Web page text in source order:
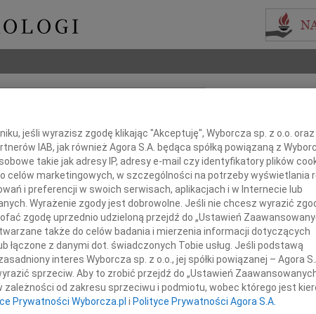
Ujmie
+ szukanie
INNE NEKROLOGI
Grzegorz Lipowski
Z żalem przyjęliśmy
Grzegorz Lipowski
Z żalem przyjęliśmy
22.06.2026
Wyrazy głębokiego
15.06.2026
Pani Joannie
jeśli wyrazisz zgodę klikając "Akceptuję", Wyborcza sp. z o.o.
IAB, jak również Agora S.A. będąca spółką powiązaną z
takie jak adresy IP, adresy e-mail czy identyfikatory plików
celów marketingowych, w szczególności na potrzeby wyświetlania
i preferencji w swoich serwisach, aplikacjach i w Internecie lub
Wyrażenie zgody jest dobrowolne. Jeśli nie chcesz wyrazić
zgodę uprzednio udzieloną przejdź do „Ustawień
także do celów badania i mierzenia informacji dotyczących
łączone z danymi dot. świadczonych Tobie usług. Jeśli podstawą
interes Wyborcza sp. z o.o., jej spółki powiązanej – Agora
sprzeciw. Aby to zrobić przejdź do „Ustawień
od zakresu sprzeciwu i podmiotu, wobec którego jest
Prywatności Wyborcza.pl i Polityce Prywatności Agora S.A.